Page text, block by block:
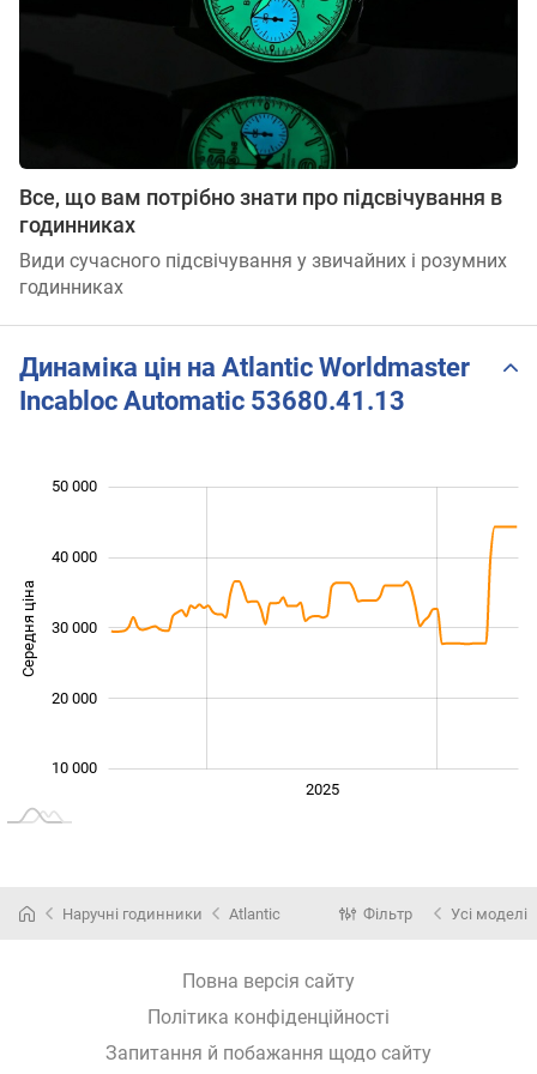
Все, що вам потрібно знати про підсвічування в
годинниках
Види сучасного підсвічування у звичайних і розумних
годинниках
Динаміка цін на Atlantic Worldmaster
Incabloc Automatic 53680.41.13
Середня ціна 15 000
10 000
20 000
30 000
40 000
50 000
2025
Наручні годинники Atlantic Фільтр Усі моделі
Повна версія сайту
Політика конфіденційності
Запитання й побажання щодо сайту